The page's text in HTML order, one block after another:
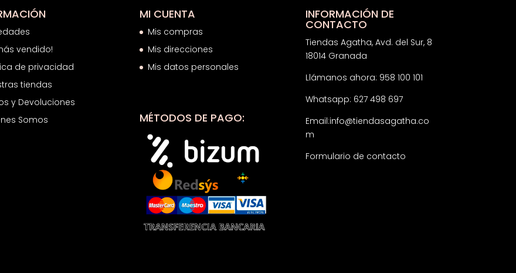
vendido!
de privacidad
tiendas
y Devoluciones
Somos
MI CUENTA
Mis compras
Mis direcciones
Mis datos personales
MÉTODOS DE PAGO:
INFORMACIÓN DE
CONTACTO
Tiendas Agatha, Avd. del Sur, 8
18014 Granada
Llámanos ahora: 958 100 101
Whatsapp: 627 498 697
Email:info@tiendasagatha.co
m
Formulario de contacto